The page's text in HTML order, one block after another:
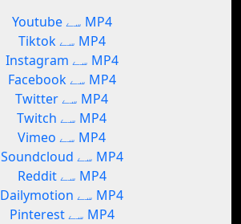
Youtube سے MP4
Tiktok سے MP4
Instagram سے MP4
Facebook سے MP4
Twitter سے MP4
Twitch سے MP4
Vimeo سے MP4
Soundcloud سے MP4
Reddit سے MP4
Dailymotion سے MP4
Pinterest سے MP4